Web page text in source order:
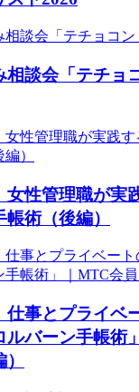
相談会「テチョ
女性管理職が実
術（後編）
仕事とプライベ
ルバーン手帳術